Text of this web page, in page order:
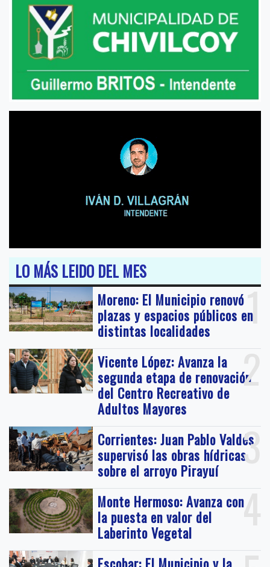
LO MÁS LEIDO DEL MES
1
Moreno: El Municipio renovó
plazas y espacios públicos en
distintas localidades
2
Vicente López: Avanza la
segunda etapa de renovación
del Centro Recreativo de
Adultos Mayores
3
Corrientes: Juan Pablo Valdés
supervisó las obras hídricas
sobre el arroyo Pirayuí
4
Monte Hermoso: Avanza con
la puesta en valor del
Laberinto Vegetal